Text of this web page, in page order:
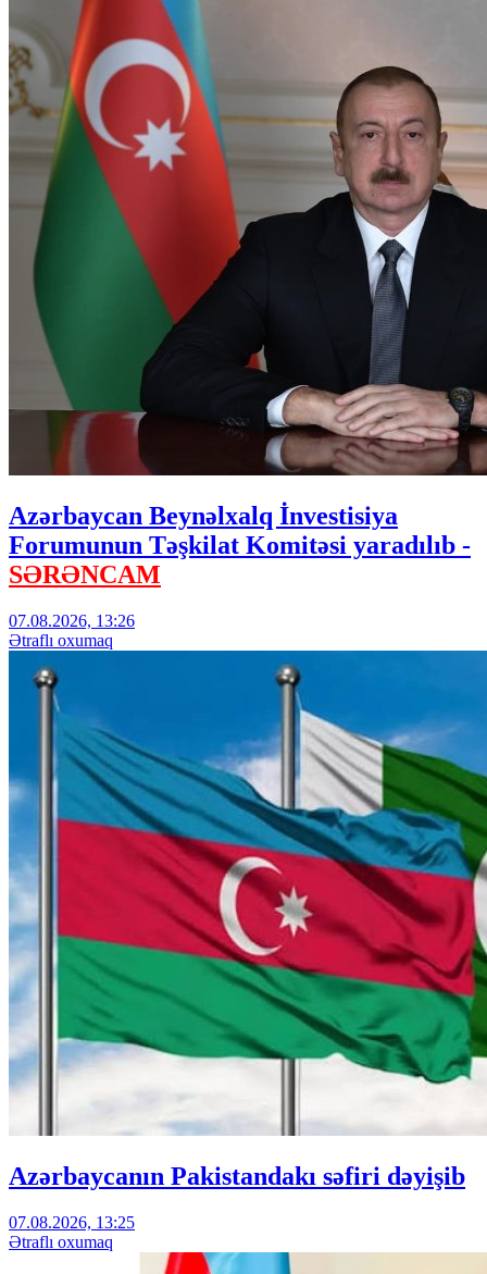
Azərbaycan Beynəlxalq İnvestisiya
Forumunun Təşkilat Komitəsi yaradılıb -
SƏRƏNCAM
07.08.2026, 13:26
Ətraflı oxumaq
Azərbaycanın Pakistandakı səfiri dəyişib
07.08.2026, 13:25
Ətraflı oxumaq